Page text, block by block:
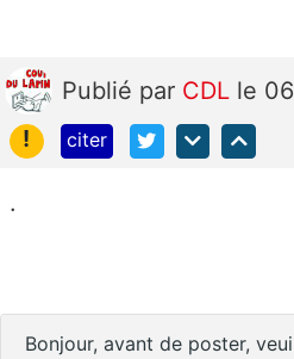
Publié par CDL le
!
citer
.
Bonjour, avant de poster,